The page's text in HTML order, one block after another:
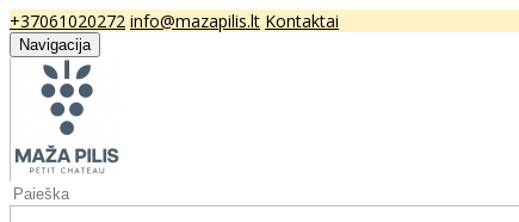
+37061020272 info@mazapilis.lt Kontaktai
Navigacija